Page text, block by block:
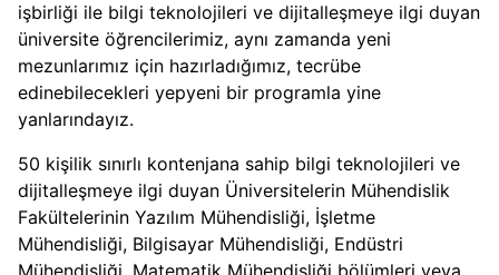
işbirliği ile bilgi teknolojileri ve dijitalleşmeye ilgi duyan
üniversite öğrencilerimiz, aynı zamanda yeni
mezunlarımız için hazırladığımız, tecrübe
edinebilecekleri yepyeni bir programla yine
yanlarındayız.
50 kişilik sınırlı kontenjana sahip bilgi teknolojileri ve
dijitalleşmeye ilgi duyan Üniversitelerin Mühendislik
Fakültelerinin Yazılım Mühendisliği, İşletme
Mühendisliği, Bilgisayar Mühendisliği, Endüstri
Mühendisliği, Matematik Mühendisliği bölümleri veya